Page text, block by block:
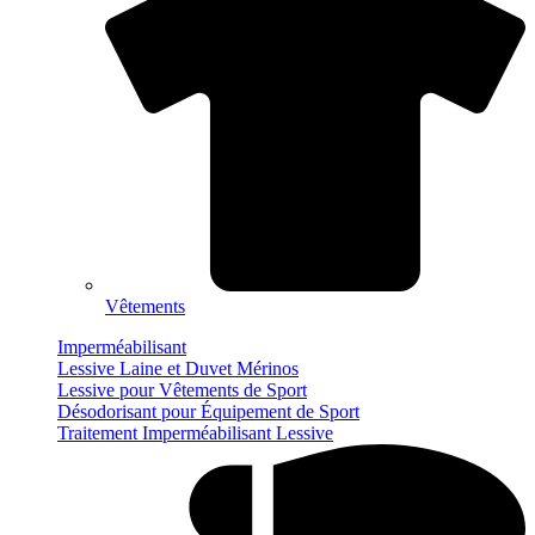
Vêtements
Imperméabilisant
Lessive Laine et Duvet Mérinos
Lessive pour Vêtements de Sport
Désodorisant pour Équipement de Sport
Traitement Imperméabilisant Lessive